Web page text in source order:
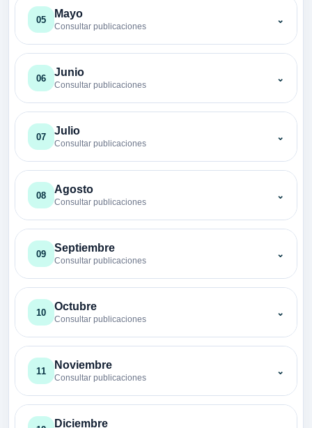
05 Mayo
Consultar publicaciones
⌄
06 Junio
Consultar publicaciones
⌄
07 Julio
Consultar publicaciones
⌄
08 Agosto
Consultar publicaciones
⌄
09 Septiembre
Consultar publicaciones
⌄
10 Octubre
Consultar publicaciones
⌄
11 Noviembre
Consultar publicaciones
⌄
Diciembre